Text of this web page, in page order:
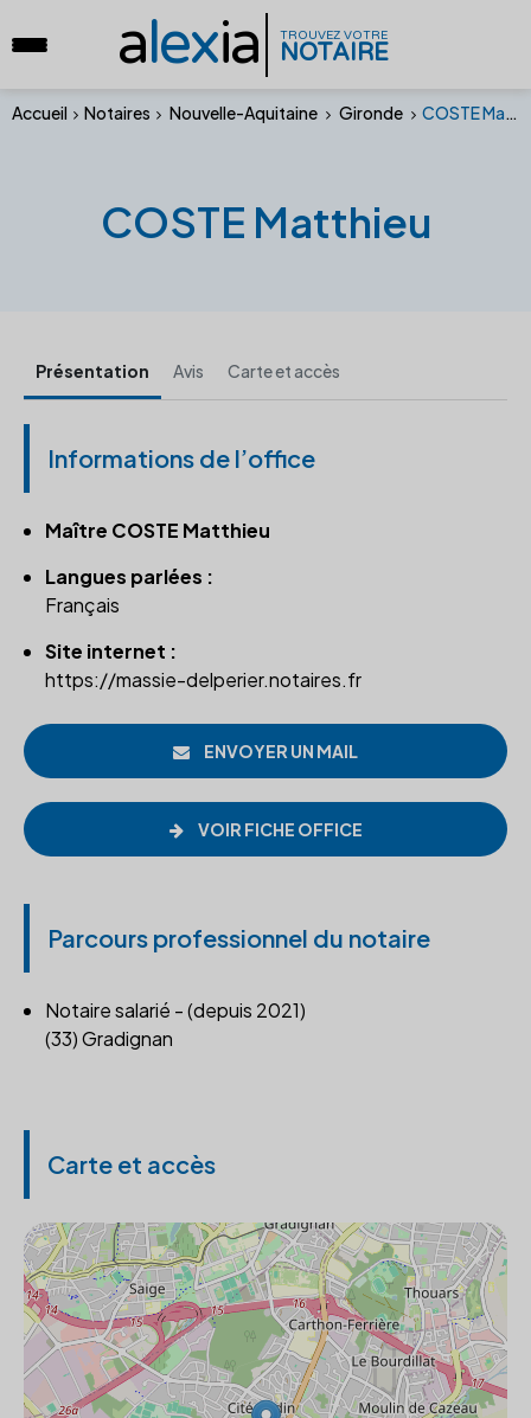
alexia TROUVEZ VOTRE
NOTAIRE
Accueil Notaires Nouvelle-Aquitaine Gironde COSTE Matthieu
COSTE Matthieu
Présentation Avis Carte et accès
Informations de l’office
Maître COSTE Matthieu
Langues parlées :
Français
Site internet :
https://massie-delperier.notaires.fr
ENVOYER UN MAIL
VOIR FICHE OFFICE
Parcours professionnel du notaire
Notaire salarié - (depuis 2021)
(33) Gradignan
Carte et accès